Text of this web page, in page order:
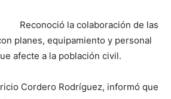
Reconoció la colaboración de las
planes, equipamiento y personal
afecte a la población civil.
Cordero Rodríguez, informó que